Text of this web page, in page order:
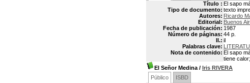
Título : El sapo
Tipo de documento: texto
Autores: Ricardo
Editorial: Buenos
Fecha de publicación: 1987
Número de páginas: 44 p.
Il.: il
Palabras clave:
Nota de contenido: El sapo
tiene
El Señor Medina / Iris RIVERA
Público
ISBD